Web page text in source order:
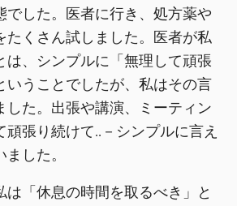
でした。医者に行き、処方薬や
たくさん試しました。医者が私
は、シンプルに「無理して頑張
いうことでしたが、私はその言
した。出張や講演、ミーティン
頑張り続けて..－シンプルに言え
した。
は「休息の時間を取るべき」と